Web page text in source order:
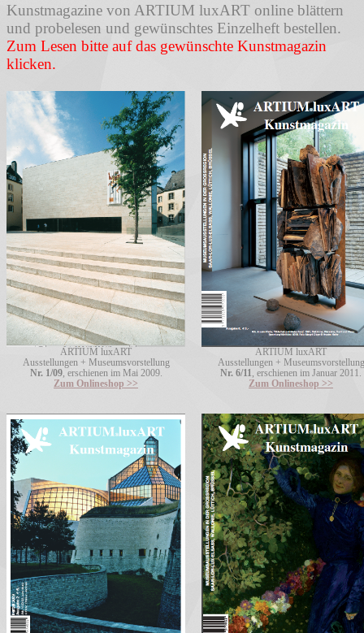
Kunstmagazine von ARTIUM luxART online blättern
und probelesen und gewünschtes Einzelheft bestellen.
Zum Lesen bitte auf das gewünschte Kunstmagazin
klicken.
ARTIUM luxART
Ausstellungen + Museumsvorstellung
Nr. 1/09, erschienen im Mai 2009.
Zum Onlineshop >>
ARTIUM luxART
Ausstellungen + Museumsvorstellung
Nr. 6/11 , erschienen im Januar 2011.
Zum Onlineshop >>